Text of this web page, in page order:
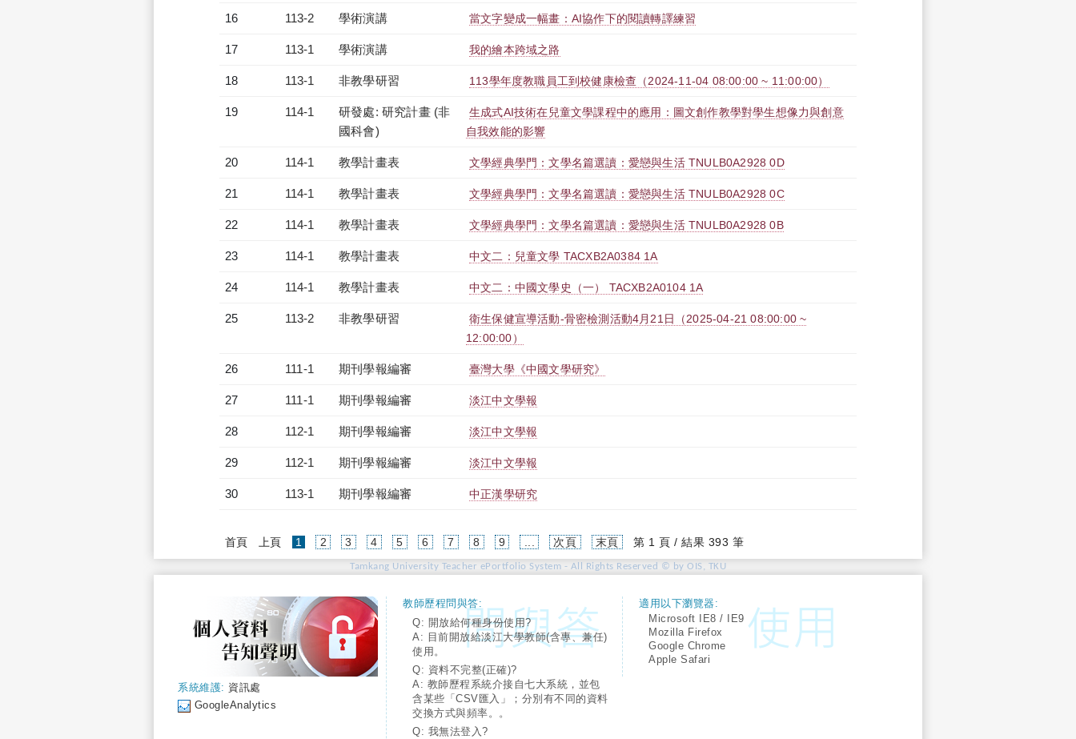
16 113-2 學術演講 當文字變成一幅畫：AI協作下的閱讀轉譯練習
17 113-1 學術演講 我的繪本跨域之路
18 113-1 非教學研習 113學年度教職員工到校健康檢查（2024-11-04 08:00:00 ~ 11:00:00）
19 114-1
研發處: 研究計畫 (非
國科會)
生成式AI技術在兒童文學課程中的應用：圖文創作教學對學生想像力與創意
自我效能的影響
20 114-1 教學計畫表 文學經典學門：文學名篇選讀：愛戀與生活 TNULB0A2928 0D
21 114-1 教學計畫表 文學經典學門：文學名篇選讀：愛戀與生活 TNULB0A2928 0C
22 114-1 教學計畫表 文學經典學門：文學名篇選讀：愛戀與生活 TNULB0A2928 0B
23 114-1 教學計畫表 中文二：兒童文學 TACXB2A0384 1A
24 114-1 教學計畫表 中文二：中國文學史（一） TACXB2A0104 1A
25 113-2 非教學研習
衛生保健宣導活動-骨密檢測活動4月21日（2025-04-21 08:00:00 ~
12:00:00）
26 111-1 期刊學報編審 臺灣大學《中國文學研究》
27 111-1 期刊學報編審 淡江中文學報
28 112-1 期刊學報編審 淡江中文學報
29 112-1 期刊學報編審 淡江中文學報
30 113-1 期刊學報編審 中正漢學研究
首頁 上頁 1 (current)
2 3 4 5 6 7 8 9 次頁 末頁 第 1 頁 / 結果 393 筆
Tamkang University Teacher ePortfolio System - All Rights Reserved © by OIS, TKU
系統維護: 資訊處
GoogleAnalytics
教師歷程問與答:
Q: 開放給何種身份使用?
A: 目前開放給淡江大學教師(含專、兼任)
使用。
Q: 資料不完整(正確)?
A: 教師歷程系統介接自七大系統，並包
含某些「CSV匯入」；分別有不同的資料
交換方式與頻率。。
Q: 我無法登入?
適用以下瀏覽器:
Microsoft IE8 / IE9
Mozilla Firefox
Google Chrome
Apple Safari